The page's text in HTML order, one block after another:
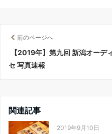
前のページへ
【2019年】第九回 新潟オーデ
セ 写真速報
関連記事
2019年9月10日